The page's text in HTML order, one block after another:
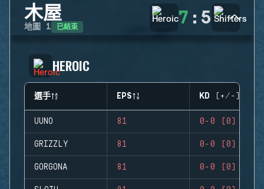
木屋
地圖 1 已結束 7 : 5
HEROIC
選手 EPS KD (+/-)
UUNO 81 0-0 (0)
GRIZZLY 81 0-0 (0)
GORGONA 81 0-0 (0)